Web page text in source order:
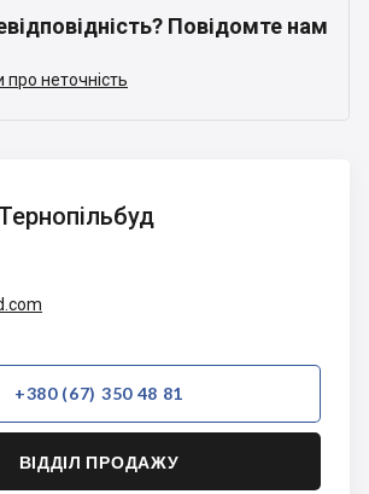
Повідомте нам
про неточність
+380 (67) 350 48 81
ВІДДІЛ ПРОДАЖУ